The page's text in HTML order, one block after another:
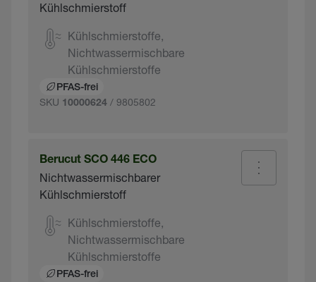
Kühlschmierstoff
Kühlschmierstoffe,
Nichtwassermischbare
Kühlschmierstoffe
PFAS-frei
SKU 10000624 / 9805802
Berucut SCO 446 ECO
Nichtwassermischbarer
Kühlschmierstoff
Kühlschmierstoffe,
Nichtwassermischbare
Kühlschmierstoffe
PFAS-frei